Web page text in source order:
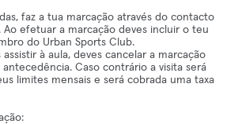
faz a tua marcação através do contacto
. Ao efetuar a marcação deves incluir o teu
do Urban Sports Club.
à aula, deves cancelar a marcação
Caso contrário a visita será
limites mensais e será cobrada uma taxa